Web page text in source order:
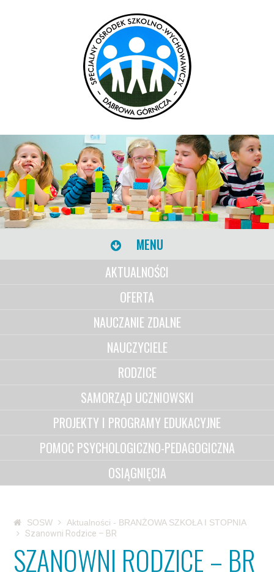
MENU
AKTUALNOŚCI
OFERTA
NAUCZANIE ZDALNE
NAUCZYCIELE
RODZICE
SAMORZĄD UCZNIOWSKI
PROJEKTY I PROGRAMY EDUKACYJNE
POMOC PSYCHOLOGICZNO-PEDAGOGICZNA
OSIĄGNIĘCIA
SOSW
Aktualności - BRANŻOWA SZKOŁA I STOPNIA
Szanowni Rodzice – BR
SZANOWNI RODZICE – BR